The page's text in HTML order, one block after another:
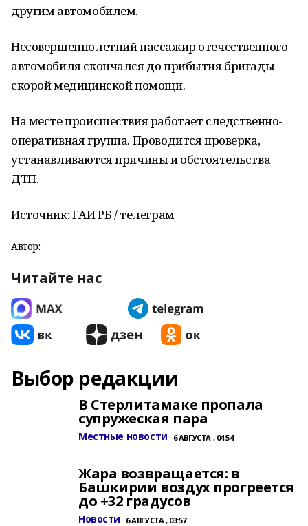
другим автомобилем.
Несовершеннолетний пассажир отечественного
автомобиля скончался до прибытия бригады
скорой медицинской помощи.
На месте происшествия работает следственно-
оперативная группа. Проводится проверка,
устанавливаются причины и обстоятельства
ДТП.
Источник: ГАИ РБ / телеграм
Автор:
Читайте нас
Выбор редакции
В Стерлитамаке пропала
супружеская пара
Местные новости 6 АВГУСТА , 04:54
Жара возвращается: в
Башкирии воздух прогреется
до +32 градусов
Новости 6 АВГУСТА , 03:57